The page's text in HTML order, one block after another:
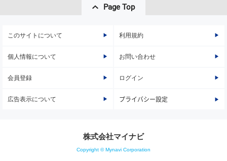
Page Top
このサイトについて 利用規約
個人情報について お問い合わせ
会員登録 ログイン
広告表示について プライバシー設定
株式会社マイナビ
Copyright © Mynavi Corporation